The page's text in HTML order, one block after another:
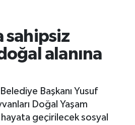
sahipsiz
alanına
Başkanı Yusuf
Doğal Yaşam
geçirilecek sosyal